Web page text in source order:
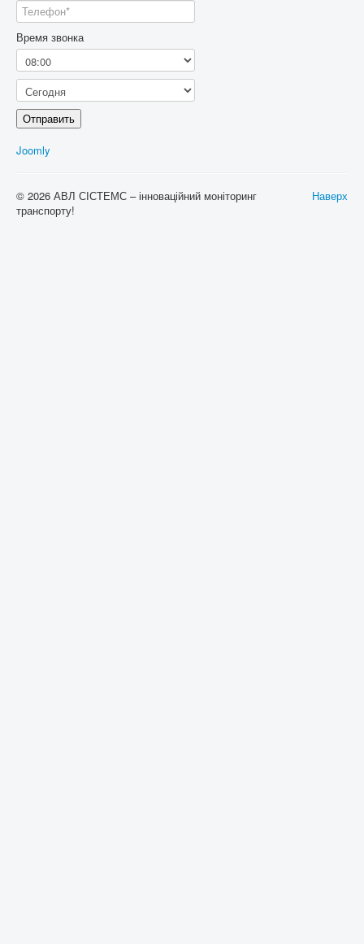
Время звонка
Отправить
Joomly
Наверх
© 2026 АВЛ СІСТЕМС – інноваційний моніторинг
транспорту!